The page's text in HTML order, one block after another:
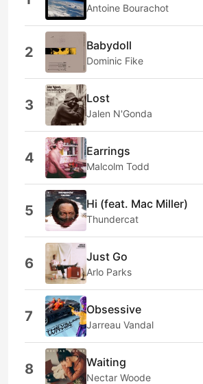
Antoine Bourachot
2 Babydoll
Dominic Fike
3 Lost
Jalen N'Gonda
4 Earrings
Malcolm Todd
5 Hi (feat. Mac Miller)
Thundercat
6 Just Go
Arlo Parks
7 Obsessive
Jarreau Vandal
8 Waiting
Nectar Woode